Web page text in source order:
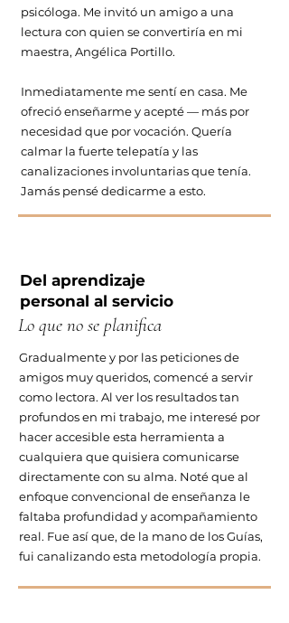
psicóloga. Me invitó un amigo a una
lectura con quien se convertiría en mi
maestra, Angélica Portillo.
Inmediatamente me sentí en casa. Me
ofreció enseñarme y acepté — más por
necesidad que por vocación. Quería
calmar la fuerte telepatía y las
canalizaciones involuntarias que tenía.
Jamás pensé dedicarme a esto.
Del aprendizaje
personal al servicio
Lo que no se planifica
Gradualmente y por las peticiones de
amigos muy queridos, comencé a servir
como lectora. Al ver los resultados tan
profundos en mi trabajo, me interesé por
hacer accesible esta herramienta a
cualquiera que quisiera comunicarse
directamente con su alma. Noté que al
enfoque convencional de enseñanza le
faltaba profundidad y acompañamiento
real. Fue así que, de la mano de los Guías,
fui canalizando esta metodología propia.